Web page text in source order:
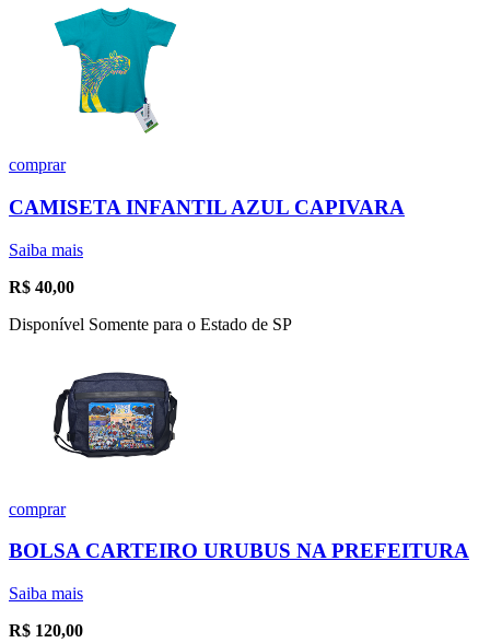
comprar
CAMISETA INFANTIL AZUL CAPIVARA
Saiba mais
R$ 40,00
Disponível Somente para o Estado de SP
comprar
BOLSA CARTEIRO URUBUS NA PREFEITURA
Saiba mais
R$ 120,00